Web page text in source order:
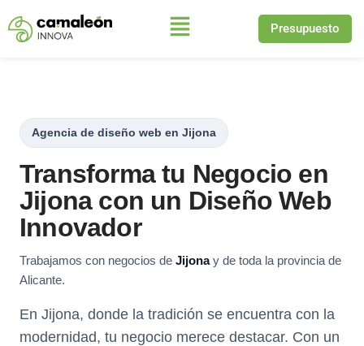
Saltar
Presupuesto
Agencia de diseño web en Jijona
Transforma tu Negocio en
Jijona con un Diseño Web
Innovador
Trabajamos con negocios de Jijonay de toda la provincia de
Alicante.
En Jijona, donde la tradición se encuentra con la
modernidad, tu negocio merece destacar. Con un